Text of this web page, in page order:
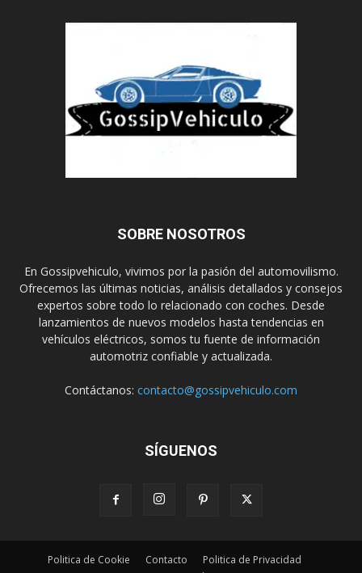
SOBRE NOSOTROS
En Gossipvehiculo, vivimos por la pasión del automovilismo.
Ofrecemos las últimas noticias, análisis detallados y consejos
expertos sobre todo lo relacionado con coches. Desde
lanzamientos de nuevos modelos hasta tendencias en
vehículos eléctricos, somos tu fuente de información
automotriz confiable y actualizada.
Contáctanos: contacto@gossipvehiculo.com
SÍGUENOS
Politica de Cookie Contacto
Politica de Privacidad